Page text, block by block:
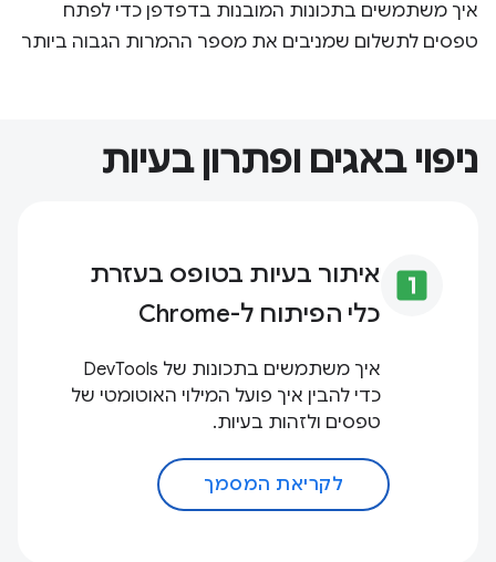
איך משתמשים בתכונות המובנות בדפדפן כדי לפתח
טפסים לתשלום שמניבים את מספר ההמרות הגבוה ביותר
ניפוי באגים ופתרון בעיות
looks_one איתור בעיות בטופס בעזרת
כלי הפיתוח ל-Chrome
איך משתמשים בתכונות של DevTools
כדי להבין איך פועל המילוי האוטומטי של
טפסים ולזהות בעיות.
לקריאת המסמך